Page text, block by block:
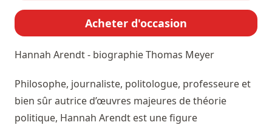
Acheter d'occasion
Hannah Arendt - biographieThomas Meyer
Philosophe, journaliste, politologue, professeure et
bien sûr autrice d’œuvres majeures de théorie
politique, Hannah Arendt est une figure